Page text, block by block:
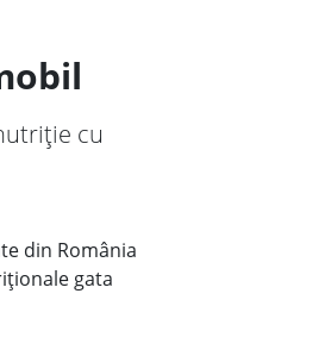
cu
din România
gata